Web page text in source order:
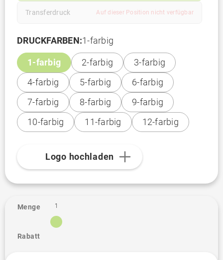
Transferdruck Auf dieser Position nicht verfügbar
DRUCKFARBEN:1-farbig
1-farbig 2-farbig
3-farbig
4-farbig
5-farbig
6-farbig
7-farbig
8-farbig
9-farbig
10-farbig
11-farbig 12-farbig
Logo hochladen
Menge
Rabatt
1